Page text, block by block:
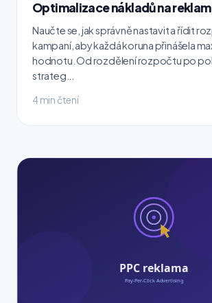
Optimalizace nákladů na
Naučte se, jak správně nastavit a řídit
kampaní, aby každá koruna přinášela
hodnotu. Od rozdělení rozpočtu po
strateg...
4 min čtení